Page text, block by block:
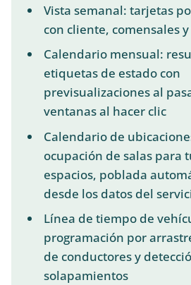
Vista semanal: tarjetas
con cliente, comensales
Calendario mensual:
etiquetas de estado con
previsualizaciones al
ventanas al hacer clic
Calendario de
ocupación de salas para
espacios, poblada
desde los datos del
Línea de tiempo de
programación por
de conductores y
solapamientos